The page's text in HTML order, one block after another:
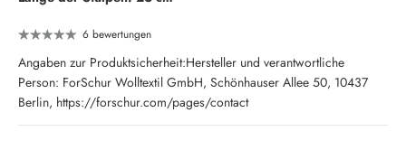
6 bewertungen
Angaben zur Produktsicherheit:Hersteller und verantwortliche
Person: ForSchur Wolltextil GmbH, Schönhauser Allee 50, 10437
Berlin, https://forschur.com/pages/contact